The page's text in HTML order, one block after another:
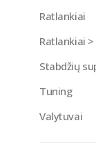
Ratlankiai
Ratlankiai
Stabdžių
Tuning
Valytuvai